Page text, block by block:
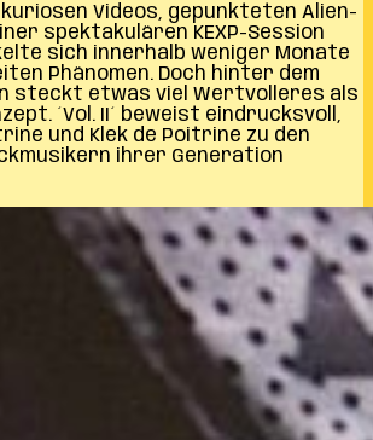
Videos, gepunkteten Alien-
spektakulären KEXP-Session
sich innerhalb weniger Monate
Phänomen. Doch hinter dem
steckt etwas viel Wertvolleres als
´Vol. II´ beweist eindrucksvoll,
und Klek de Poitrine zu den
ihrer Generation